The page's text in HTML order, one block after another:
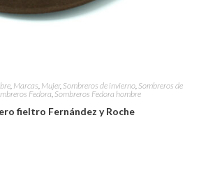
, Marcas, Mujer, Sombreros de invierno, Sombreros de
Fedora, Sombreros Fedora hombre
fieltro Fernández y Roche